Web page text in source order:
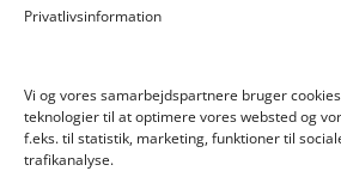
Privatlivsinformation
Vi og vores samarbejdspartnere bruger
teknologier til at optimere vores websted og
f.eks. til statistik, marketing, funktioner til
trafikanalyse.
Hyggeligt fehjem med gyldent
Info